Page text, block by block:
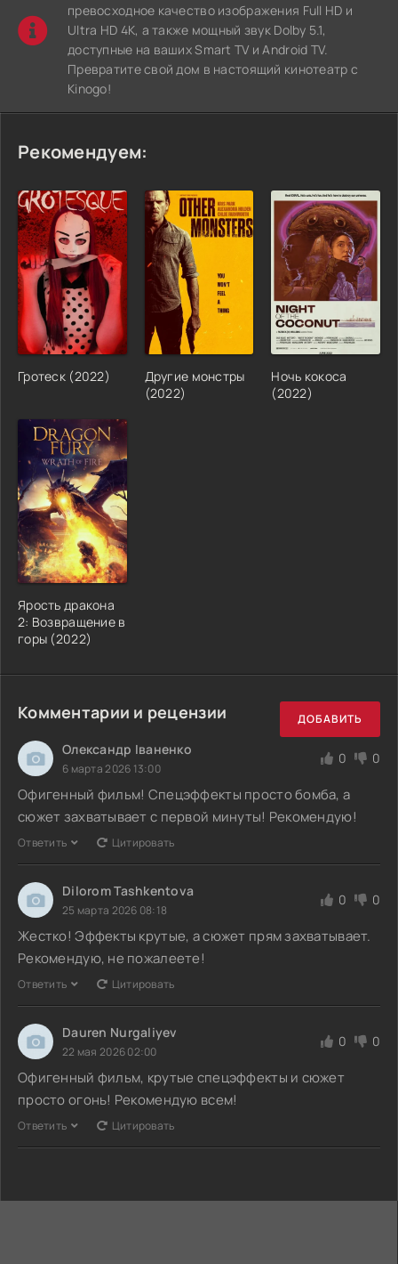
превосходное качество изображения Full HD и
Ultra HD 4K, а также мощный звук Dolby 5.1,
доступные на ваших Smart TV и Android TV.
Превратите свой дом в настоящий кинотеатр с
Kinogo!
Рекомендуем:
Гротеск (2022)
Другие монстры
(2022)
Ночь кокоса
(2022)
Ярость дракона
2: Возвращение в
горы (2022)
Комментарии и рецензии ДОБАВИТЬ
Олександр Іваненко
6 марта 2026 13:00
0 0
Офигенный фильм! Спецэффекты просто бомба, а
сюжет захватывает с первой минуты! Рекомендую!
Ответить Цитировать
Dilorom Tashkentova
25 марта 2026 08:18
0 0
Жестко! Эффекты крутые, а сюжет прям захватывает.
Рекомендую, не пожалеете!
Ответить Цитировать
Dauren Nurgaliyev
22 мая 2026 02:00
0 0
Офигенный фильм, крутые спецэффекты и сюжет
просто огонь! Рекомендую всем!
Ответить Цитировать